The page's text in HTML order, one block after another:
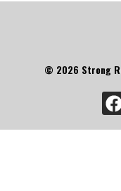
© 2026 Strong